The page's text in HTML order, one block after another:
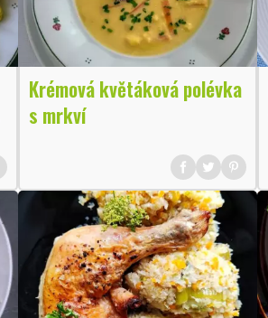
Krémová květáková polévka
s mrkví